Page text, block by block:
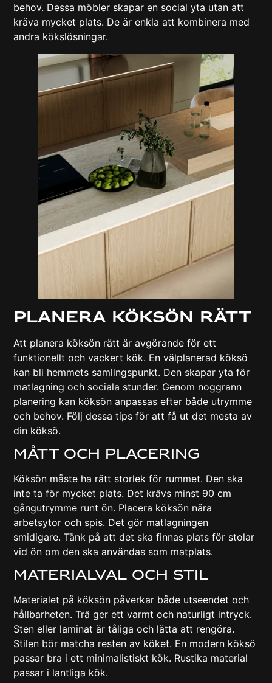
behov. Dessa möbler skapar en social yta utan att
kräva mycket plats. De är enkla att kombinera med
andra kökslösningar.
Planera köksön rätt
Att planera köksön rätt är avgörande för ett
funktionellt och vackert kök. En välplanerad köksö
kan bli hemmets samlingspunkt. Den skapar yta för
matlagning och sociala stunder. Genom noggrann
planering kan köksön anpassas efter både utrymme
och behov. Följ dessa tips för att få ut det mesta av
din köksö.
Mått och placering
Köksön måste ha rätt storlek för rummet. Den ska
inte ta för mycket plats. Det krävs minst 90 cm
gångutrymme runt ön. Placera köksön nära
arbetsytor och spis. Det gör matlagningen
smidigare. Tänk på att det ska finnas plats för stolar
vid ön om den ska användas som matplats.
Materialval och stil
Materialet på köksön påverkar både utseendet och
hållbarheten. Trä ger ett varmt och naturligt intryck.
Sten eller laminat är tåliga och lätta att rengöra.
Stilen bör matcha resten av köket. En modern köksö
passar bra i ett minimalistiskt kök. Rustika material
passar i lantliga kök.